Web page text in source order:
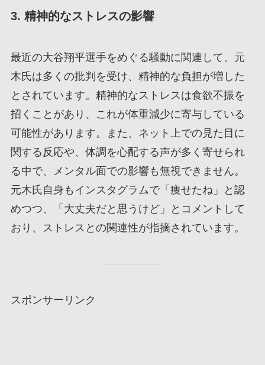
3. 精神的なストレスの影響
最近の大谷翔平選手をめぐる騒動に関連して、元
木氏は多くの批判を受け、精神的な負担が増した
とされています。精神的なストレスは食欲不振を
招くことがあり、これが体重減少に寄与している
可能性があります。また、ネット上での見た目に
関する反応や、体調を心配する声が多く寄せられ
る中で、メンタル面での影響も無視できません。
元木氏自身もインスタグラムで「痩せたね」と認
めつつ、「大丈夫だと思うけど」とコメントして
おり、ストレスとの関連性が指摘されています。
スポンサーリンク